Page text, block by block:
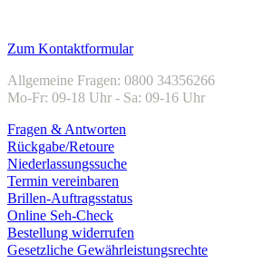
Zum Kontaktformular
Allgemeine Fragen: 0800 34356266
Mo-Fr: 09-18 Uhr - Sa: 09-16 Uhr
Fragen & Antworten
Rückgabe/Retoure
Niederlassungssuche
Termin vereinbaren
Brillen-Auftragsstatus
Online Seh-Check
Bestellung widerrufen
Gesetzliche Gewährleistungsrechte